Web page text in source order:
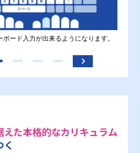
ード入力が出来るようになります。
えた本格的なカリキュラム